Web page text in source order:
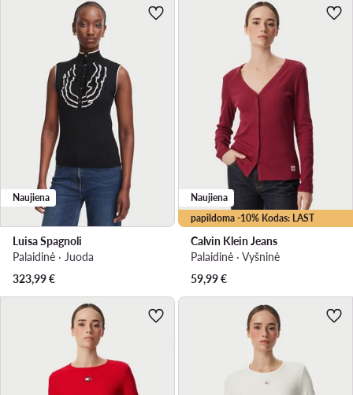
Naujiena
Luisa Spagnoli
Palaidinė · Juoda
323,99€
papildoma -10% Kodas: LAST
Naujiena
Calvin Klein Jeans
Palaidinė · Vyšninė
59,99€